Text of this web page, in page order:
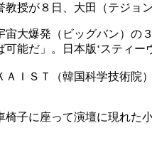
授が８日、大田（テジョ
宙大爆発（ビッグバン）
能だ」。日本版‘スティ
ＡＩＳＴ（韓国科学技術院
子に座って演壇に現れた